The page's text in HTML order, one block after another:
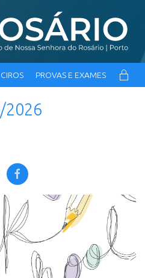
CIROS PROVAS E EXAMES
2026